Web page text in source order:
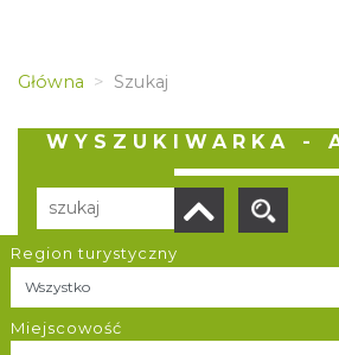
Główna Szukaj
WYSZUKIWARKA -
Region turystyczny
Miejscowość
Liczba elementów: